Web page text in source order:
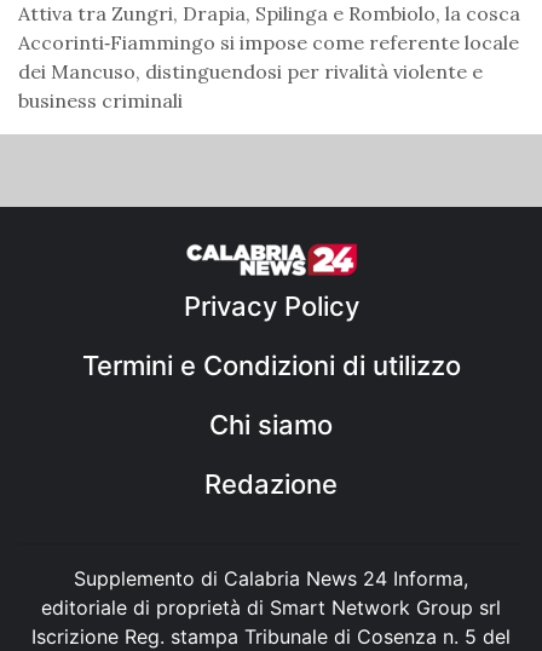
Attiva tra Zungri, Drapia, Spilinga e Rombiolo, la cosca
Accorinti‑Fiammingo si impose come referente locale
dei Mancuso, distinguendosi per rivalità violente e
business criminali
Privacy Policy
Termini e Condizioni di utilizzo
Chi siamo
Redazione
Supplemento di Calabria News 24 Informa,
editoriale di proprietà di Smart Network Group srl
Iscrizione Reg. stampa Tribunale di Cosenza n. 5 del